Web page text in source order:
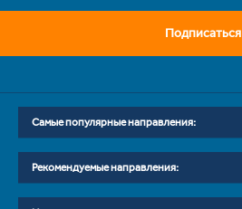
Подписаться
Самые популярные направления:
Рекомендуемые направления: